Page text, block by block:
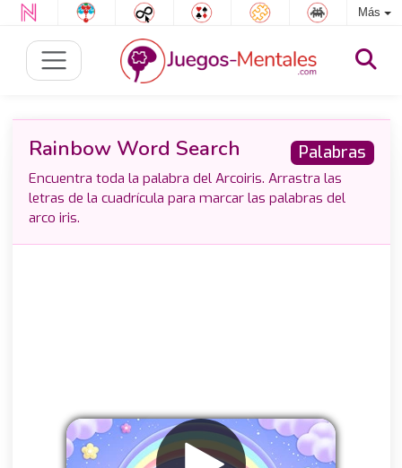
Más
Palabras
Rainbow Word Search
Encuentra toda la palabra del Arcoiris. Arrastra las
letras de la cuadrícula para marcar las palabras del
arco iris.